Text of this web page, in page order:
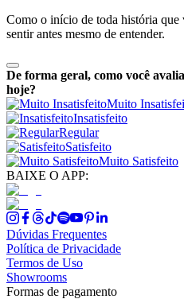
Como o início de toda história que
sentir antes mesmo de entender.
De forma geral, como você
hoje?
Muito
Insatisfeito
Regular
Satisfeito
Muito Satisfeito
BAIXE O APP:
Dúvidas Frequentes
Política de Privacidade
Termos de Uso
Showrooms
Formas de pagamento